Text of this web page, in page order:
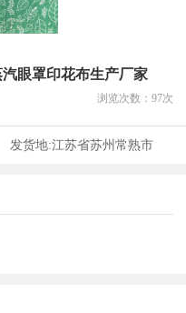
眼罩印花布生产厂家
浏览次数： 97次
发货地:江苏省苏州常熟市